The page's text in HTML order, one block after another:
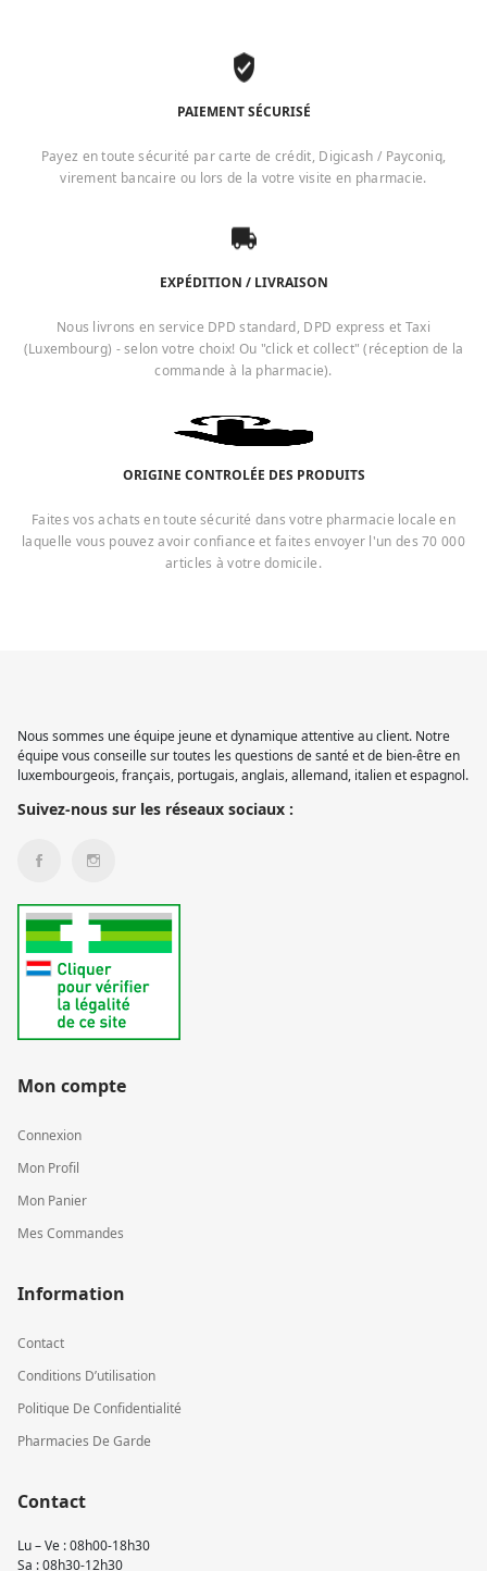
PAIEMENT SÉCURISÉ
Payez en toute sécurité par carte de crédit, Digicash / Payconiq,
virement bancaire ou lors de la votre visite en pharmacie.
EXPÉDITION / LIVRAISON
Nous livrons en service DPD standard, DPD express et Taxi
(Luxembourg) - selon votre choix! Ou "click et collect" (réception de la
commande à la pharmacie).
ORIGINE CONTROLÉE DES PRODUITS
Faites vos achats en toute sécurité dans votre pharmacie locale en
laquelle vous pouvez avoir confiance et faites envoyer l'un des 70 000
articles à votre domicile.
Nous sommes une équipe jeune et dynamique attentive au client. Notre
équipe vous conseille sur toutes les questions de santé et de bien-être en
luxembourgeois, français, portugais, anglais, allemand, italien et espagnol.
Suivez-nous sur les réseaux sociaux :
Mon compte
Connexion
Mon Profil
Mon Panier
Mes Commandes
Information
Contact
Conditions D’utilisation
Politique De Confidentialité
Pharmacies De Garde
Contact
Lu – Ve : 08h00-18h30
Sa : 08h30-12h30